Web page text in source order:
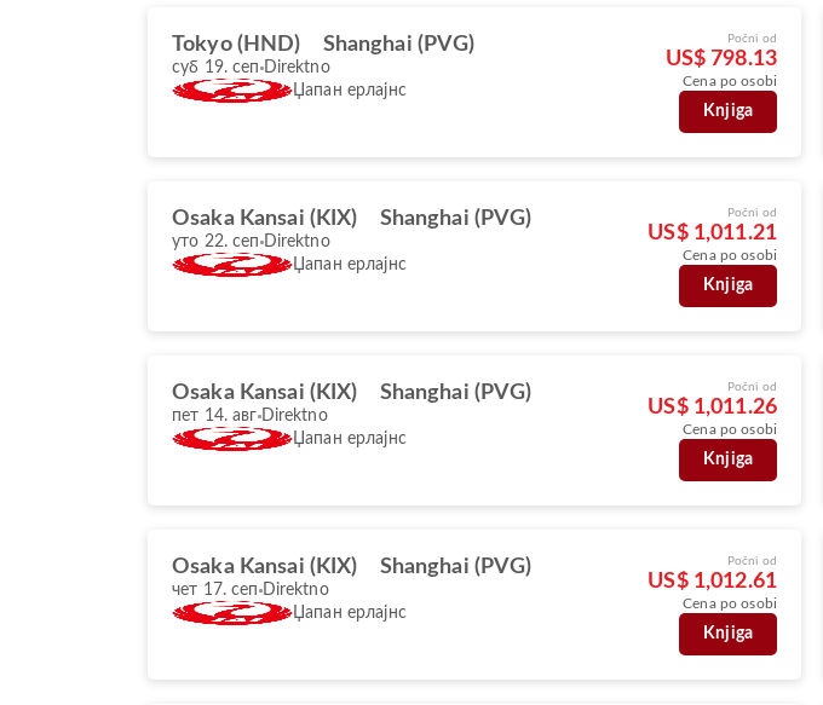
Tokyo (HND) Shanghai (PVG)
суб 19. сеп Direktno
Џапан ерлајнс
Počni od
US$ 798.13
Cena po osobi
Knjiga
Osaka Kansai (KIX) Shanghai (PVG)
уто 22. сеп Direktno
Џапан ерлајнс
Počni od
US$ 1,011.21
Cena po osobi
Knjiga
Osaka Kansai (KIX) Shanghai (PVG)
пет 14. авг Direktno
Џапан ерлајнс
Počni od
US$ 1,011.26
Cena po osobi
Knjiga
Osaka Kansai (KIX) Shanghai (PVG)
чет 17. сеп Direktno
Џапан ерлајнс
Počni od
US$ 1,012.61
Cena po osobi
Knjiga